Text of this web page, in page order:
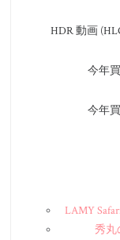
HDR 動画
今年
今年
LAMY
秀丸